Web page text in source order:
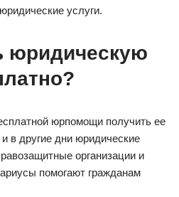
услуги.
юридическую
юрпомощи получить ее
в другие дни юридические
организации и
помогают гражданам